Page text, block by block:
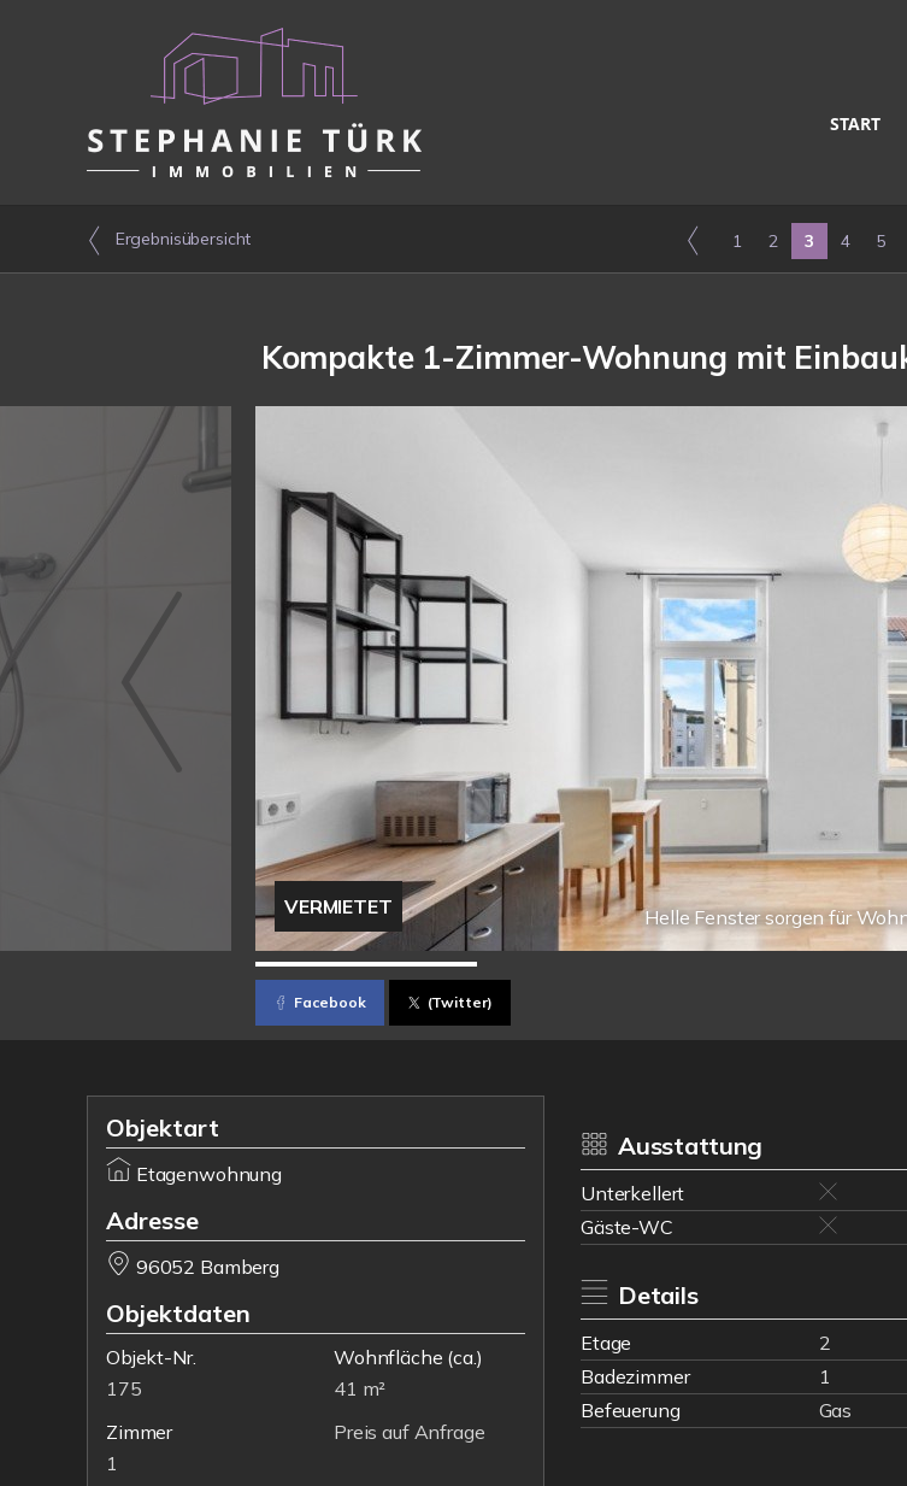
START
Ergebnisübersicht 1 2 3 4 5
Kompakte 1-Zimmer-Wohnung mit
Helle Fenster sorgen für
VERMIETET
Facebook (Twitter)
Objektart
Etagenwohnung
Adresse
96052 Bamberg
Objektdaten
Objekt-Nr.
175
Wohnfläche (ca.)
41 m²
Zimmer
1
Preis auf Anfrage
Ausstattung
Unterkellert
Gäste-WC
Details
Etage 2
Badezimmer
1
Befeuerung
Gas